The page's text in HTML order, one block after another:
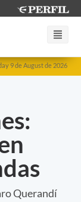
9 de August de 2026
Querandí